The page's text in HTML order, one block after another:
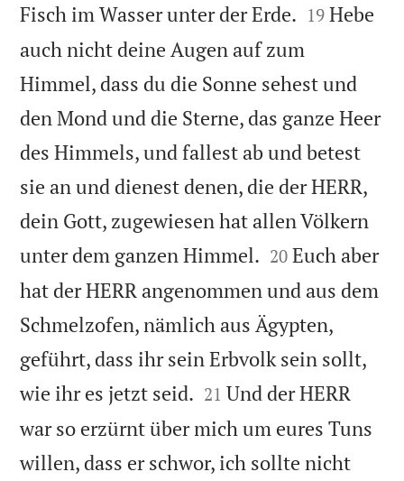
Fisch im Wasser unter der Erde. 

19 Hebe
auch nicht deine Augen auf zum
Himmel, dass du die Sonne sehest und
den Mond und die Sterne, das ganze Heer
des Himmels, und fallest ab und betest
sie an und dienest denen, die der HERR,
dein Gott, zugewiesen hat allen Völkern
unter dem ganzen Himmel. 

20 Euch aber
hat der HERR angenommen und aus dem
Schmelzofen, nämlich aus Ägypten,
geführt, dass ihr sein Erbvolk sein sollt,
wie ihr es jetzt seid. 

21 Und der HERR
war so erzürnt über mich um eures Tuns
willen, dass er schwor, ich sollte nicht